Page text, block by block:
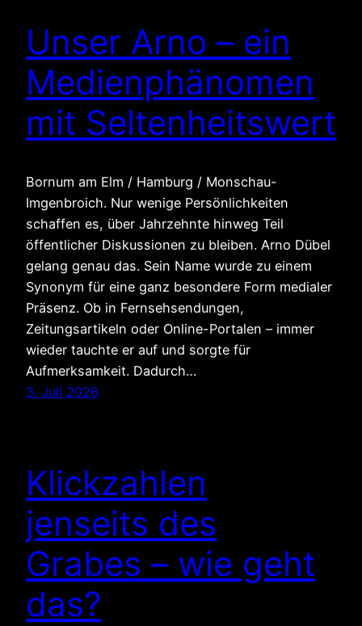
Unser Arno – ein
Medienphänomen
mit Seltenheitswert
Bornum am Elm / Hamburg / Monschau-
Imgenbroich. Nur wenige Persönlichkeiten
schaffen es, über Jahrzehnte hinweg Teil
öffentlicher Diskussionen zu bleiben. Arno Dübel
gelang genau das. Sein Name wurde zu einem
Synonym für eine ganz besondere Form medialer
Präsenz. Ob in Fernsehsendungen,
Zeitungsartikeln oder Online-Portalen – immer
wieder tauchte er auf und sorgte für
Aufmerksamkeit. Dadurch…
3. Juli 2026
Klickzahlen
jenseits des
Grabes – wie geht
das?